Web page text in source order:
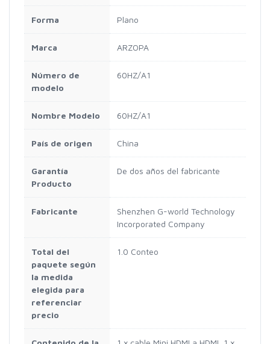
Forma Plano
Marca ARZOPA
Número de
modelo
60HZ/A1
Nombre Modelo 60HZ/A1
País de origen China
Garantía
Producto
De dos años del fabricante
Fabricante
Shenzhen G-world Technology
Incorporated Company
Total del
paquete según
la medida
elegida para
referenciar
precio
1.0 Conteo